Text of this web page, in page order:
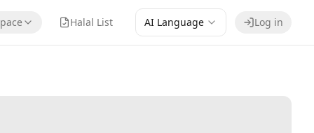
Halal List AI Language Log in